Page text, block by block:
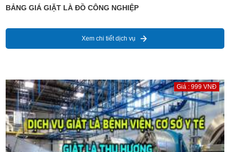
BẢNG GIÁ GIẶT LÀ ĐỒ CÔNG NGHIỆP
Xem chi tiết dịch vụ
Giá : 999 VNĐ